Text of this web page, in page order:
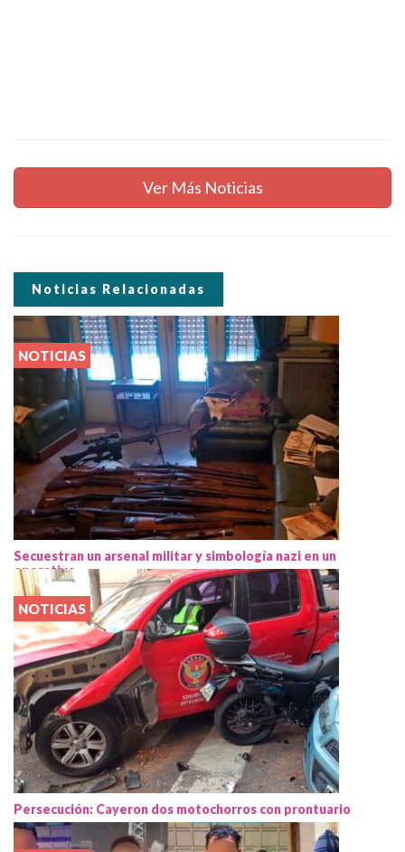
Ver Más Noticias
Noticias Relacionadas
NOTICIAS
Secuestran un arsenal militar y simbología nazi en un
operativo
NOTICIAS
Persecución: Cayeron dos motochorros con prontuario